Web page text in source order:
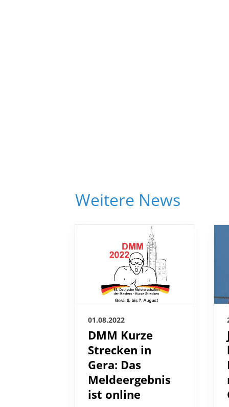
Weitere News
01.08.2022
DMM Kurze
Strecken in
Gera: Das
Meldeergebnis
ist online